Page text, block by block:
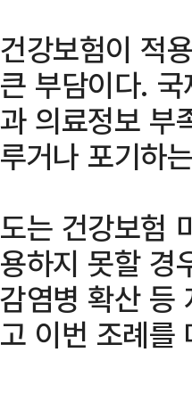
건강보험이 적
큰 부담이다.
과 의료정보 부
루거나 포기하
도는 건강보험
용하지 못할 경
감염병 확산 등
고 이번 조례를